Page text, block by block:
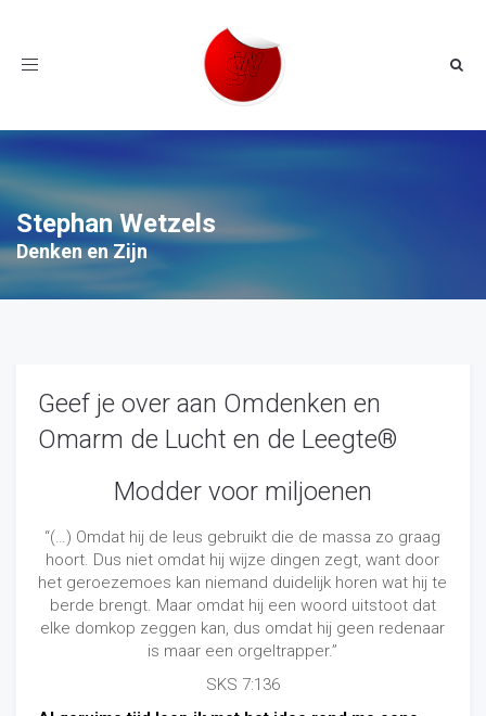
Toggle
Stephan Wetzels
Denken en Zijn
Geef je over aan Omdenken en
Omarm de Lucht en de Leegte®
Modder voor miljoenen
“(…) Omdat hij de leus gebruikt die de massa zo graag
hoort. Dus niet omdat hij wijze dingen zegt, want door
het geroezemoes kan niemand duidelijk horen wat hij te
berde brengt. Maar omdat hij een woord uitstoot dat
elke domkop zeggen kan, dus omdat hij geen redenaar
is maar een orgeltrapper.”
SKS 7:136